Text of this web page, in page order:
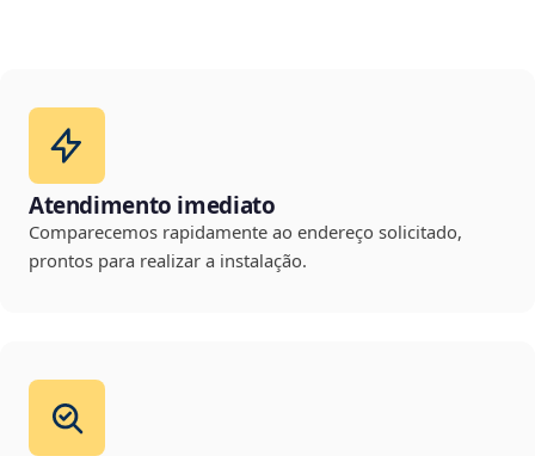
Atendimento imediato
Comparecemos rapidamente ao endereço solicitado,
prontos para realizar a instalação.